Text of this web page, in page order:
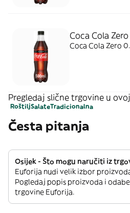
Coca Cola
Coca Cola Zero
Pregledaj slične trgovine u
RoštiljSalateTradicionalna
Česta pitanja
Osijek - Što mogu naručiti iz
Euforija nudi velik izbor
Pogledaj popis proizvoda i
trgovine Euforija.